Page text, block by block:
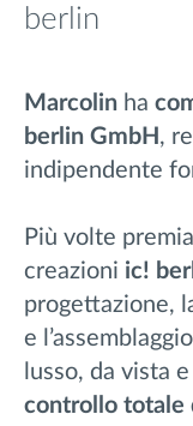
berlin
Marcolin ha
berlin GmbH ,
indipendente
Più volte
creazioni ic!
progettazione,
e
lusso, da vista
controllo totale